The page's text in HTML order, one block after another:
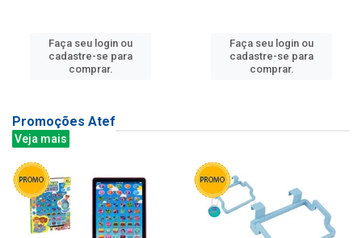
Faça seu login ou
cadastre-se para
comprar.
Faça seu login ou
cadastre-se para
comprar.
Promoções Atef
Veja mais